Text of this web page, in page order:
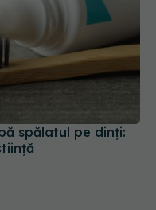
spălatul pe dinți: